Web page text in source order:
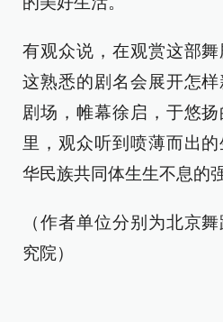
有观众说，在观赏这部
这熟悉的剧名会展开怎
剧场，帷幕徐启，于悠
里，观众听到喷薄而出
华民族共同体生生不息的
（作者单位分别为北京
究院）